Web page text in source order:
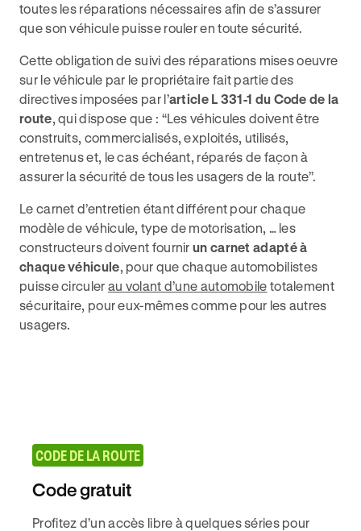
toutes les réparations nécessaires afin de s’assurer
que son véhicule puisse rouler en toute sécurité.
Cette obligation de suivi des réparations mises oeuvre
sur le véhicule par le propriétaire fait partie des
directives imposées par l’article L 331-1 du Code de la
route, qui dispose que : “Les véhicules doivent être
construits, commercialisés, exploités, utilisés,
entretenus et, le cas échéant, réparés de façon à
assurer la sécurité de tous les usagers de la route”.
Le carnet d’entretien étant différent pour chaque
modèle de véhicule, type de motorisation, … les
constructeurs doivent fournirun carnet adapté à
chaque véhicule, pour que chaque automobilistes
puisse circuler au volant d’une automobile totalement
sécuritaire, pour eux-mêmes comme pour les autres
usagers.
CODE DE LA ROUTE
Code gratuit
Profitez d’un accès libre à quelques séries pour